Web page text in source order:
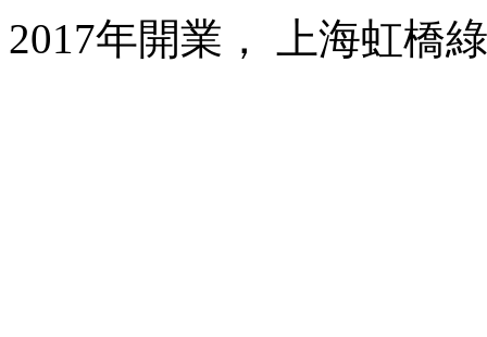
2017年開業， 上海虹